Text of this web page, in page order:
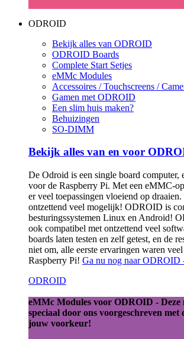
ODROID
Bekijk alles van ODROID
ODROID Boards
Complete Start Setjes
eMMc Modules
Accessoires / Touchscreens /
Gamen met ODROID
Een slim huis maken?
Behuizingen
SO-DIMM
Bekijk alles van en voor
De Odroid is een single board computer,
voor de Raspberry Pi. Met een eMMC-
er veel toepassingen vloeiend op
ontzettend veel mogelijk! ODROID is
besturingssystemen Linux en Android!
ook compatibel met ontzettend veel
boards laten testen en zelf getest, en de
niet om, alle eerste ervaringen waren
Raspberry Pi! Ga nu nog naar ODROID
ODROID
eMMc Modules voor ODROID - Deze
speciaal door ons voorgeschreven met
jouw voorkeur!